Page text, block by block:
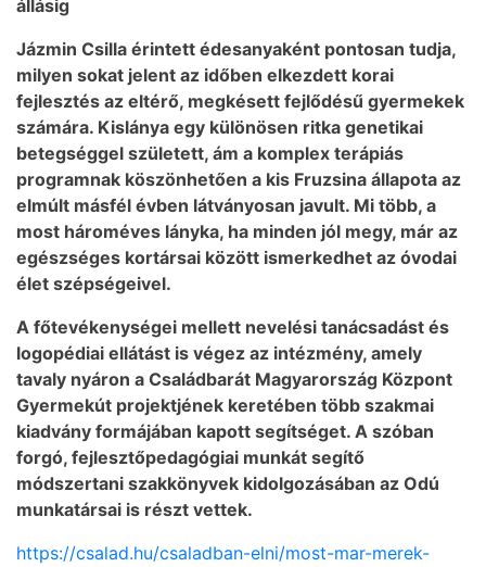
állásig
Jázmin Csilla érintett édesanyaként pontosan tudja,
milyen sokat jelent az időben elkezdett korai
fejlesztés az eltérő, megkésett fejlődésű gyermekek
számára. Kislánya egy különösen ritka genetikai
betegséggel született, ám a komplex terápiás
programnak köszönhetően a kis Fruzsina állapota az
elmúlt másfél évben látványosan javult. Mi több, a
most hároméves lányka, ha minden jól megy, már az
egészséges kortársai között ismerkedhet az óvodai
élet szépségeivel.
A főtevékenységei mellett nevelési tanácsadást és
logopédiai ellátást is végez az intézmény, amely
tavaly nyáron a Családbarát Magyarország Központ
Gyermekút projektjének keretében több szakmai
kiadvány formájában kapott segítséget. A szóban
forgó, fejlesztőpedagógiai munkát segítő
módszertani szakkönyvek kidolgozásában az Odú
munkatársai is részt vettek.
https://csalad.hu/csaladban-elni/most-mar-merek-